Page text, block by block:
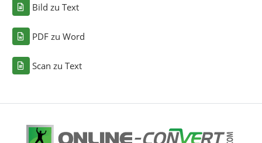
Bild zu Text
PDF zu Word
Scan zu Text